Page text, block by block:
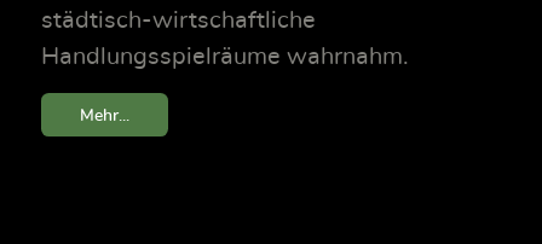
städtisch-wirtschaftliche
Handlungsspielräume wahrnahm.
Mehr...